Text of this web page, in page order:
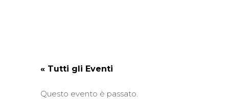
« Tutti gli Eventi
Questo evento è passato.